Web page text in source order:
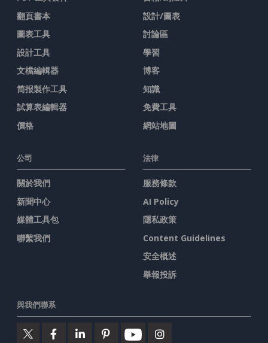
翻頁書本
圖表工具
設計工具
文檔編輯器
简报製作工具
試算表編輯器
價格
設計/圖表
討論區
學習
博客
知識
免費工具
網站地圖
公司
關於我們
新聞中心
媒體工具包
聯繫我們
法律
服務條款
AI Policy
隱私政策
Content Guidelines
安全概述
舉報投訴
與我們聯系